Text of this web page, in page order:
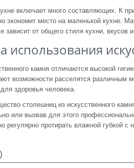
включает много составляющих. К
экономит место на маленькой кухне.
зависит от общего стиля кухни, вкусов и
использования
камня отличаются высокой
возможности расселятся различным
для здоровья человека.
столешниц из искусственного
или вызвав для этого
регулярно протирать влажной губкой с
)